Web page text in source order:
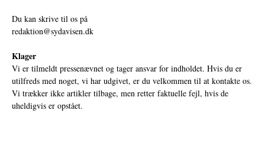
Du kan skrive til os på
redaktion@sydavisen.dk
Klager
Vi er tilmeldt pressenævnet og tager ansvar for indholdet. Hvis du er
utilfreds med noget, vi har udgivet, er du velkommen til at kontakte os.
Vi trækker ikke artikler tilbage, men retter faktuelle fejl, hvis de
uheldigvis er opstået.